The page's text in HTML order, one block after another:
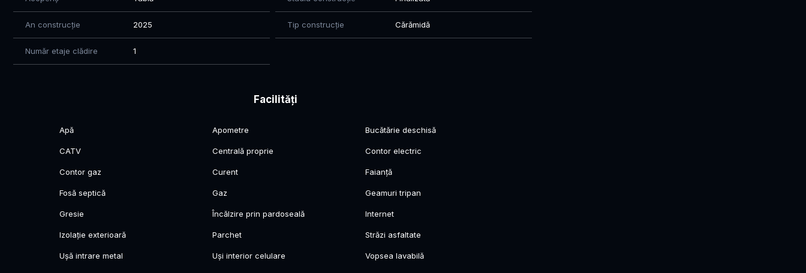
Pentru mai multe informaţii sau pentru programarea unei vizionări, nu ezitaţi să ne contactaţi!
Echipa noastră este aici pentru a vă ajuta să găsiţi locuinţa visurilor dumneavoastră!
Mircea 0771 602 610
An construcție 2025 Tip construcție Cărămidă
Număr etaje clădire 1
Facilități
Apă Apometre Bucătărie deschisă
CATV Centrală proprie Contor electric
Contor gaz Curent Faianță
Fosă septică Gaz Geamuri tripan
Gresie Încălzire prin pardoseală Internet
Izolație exterioară Parchet Străzi asfaltate
Ușă intrare metal Uși interior celulare Vopsea lavabilă